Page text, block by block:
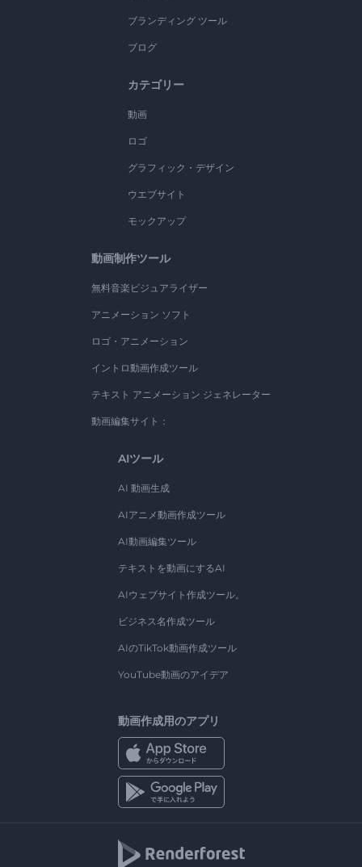
ブランディング ツール
ブログ
カテゴリー
動画
ロゴ
グラフィック・デザイン
ウエブサイト
モックアップ
動画制作ツール
無料音楽ビジュアライザー
アニメーション ソフト
ロゴ・アニメーション
イントロ動画作成ツール
テキスト アニメーション ジェネレーター
動画編集サイト：
AIツール
AI 動画生成
AIアニメ動画作成ツール
AI動画編集ツール
テキストを動画にするAI
AIウェブサイト作成ツール。
ビジネス名作成ツール
AIのTikTok動画作成ツール
YouTube動画のアイデア
動画作成用のアプリ